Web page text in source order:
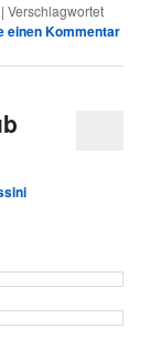
|Verschlagwortet
einen Kommentar